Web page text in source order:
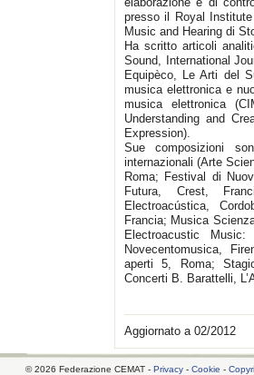
presso il Royal
Music and Hearing di
Ha scritto articoli
Sound, International
Equipèco, Le Arti del
musica elettronica e
musica elettronica
Understanding and
Expression).
Sue composizioni
internazionali (Arte
Roma; Festival di
Futura, Crest,
Electroacústica,
Francia; Musica
Electroacustic
Novecentomusica,
aperti 5, Roma;
Concerti B. Barattelli,
Aggiornato a 02/2012
© 2026 Federazione CEMAT - Privacy- Cookie -